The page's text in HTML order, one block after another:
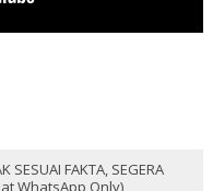
SESUAI FAKTA, SEGERA